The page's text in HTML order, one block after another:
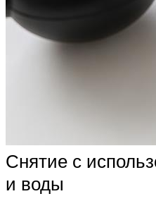
Снятие с
и воды